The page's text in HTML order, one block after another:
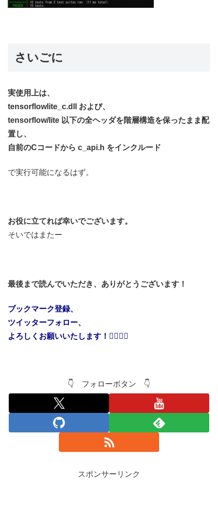
さいごに
実使用上は、
tensorflowlite_c.dll および、
tensorflow/lite 以下の全ヘッダを階層構造を保ったまま配
置し、
自前のCコードから c_api.h をインクルード
で実行可能になるはず。
お役に立てれば幸いでございます。
そいではまたー
最後まで読んでいただき、ありがとうございます！
ブックマーク登録、
ツイッターフォロー、
よろしくお願いいたします！🙇‍♂️🙇‍♂️
👇 フォローボタン 👇
スポンサーリンク